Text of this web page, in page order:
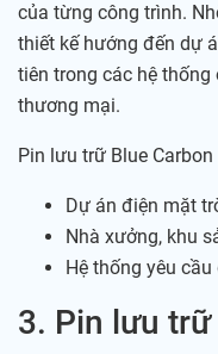
của từng công trình.
thiết kế hướng đến dự
tiên trong các hệ
thương mại.
Pin lưu trữ Blue
Dự án điện mặt
Nhà xưởng, khu
Hệ thống yêu
3. Pin lưu trữ